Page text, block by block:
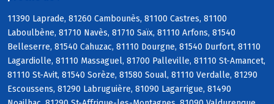
11390 Laprade, 81260 Cambounès, 81100 Castres, 81100
Laboulbène, 81710 Navès, 81710 Saïx, 81110 Arfons, 81540
Belleserre, 81540 Cahuzac, 81110 Dourgne, 81540 Durfort, 81110
Lagardiolle, 81110 Massaguel, 81700 Palleville, 81110 St-Amancet,
81110 St-Avit, 81540 Sorèze, 81580 Soual, 81110 Verdalle, 81290
Escoussens, 81290 Labruguière, 81090 Lagarrigue, 81490